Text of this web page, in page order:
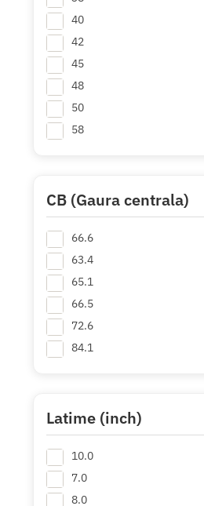
40
42
45
48
50
58
CB (Gaura centrala)
66.6
63.4
65.1
66.5
72.6
84.1
Latime (inch)
10.0
7.0
8.0